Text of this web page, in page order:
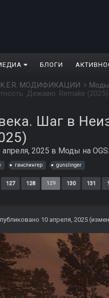
БЛОГИ
МОДИФИКАЦИИ
Дежавю. Remake (2025)
Шаг в
апреля, 2025 в Моды на
ганслингер gunslinger
127 128 129 130 131
10 апреля, 2025